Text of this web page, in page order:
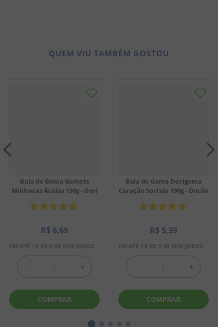
QUEM VIU TAMBÉM GOSTOU
Bala de Goma Gomets
Minhocas Ácidas 150g - Dori
R$ 6,69
EM ATÉ 1X R$ 6,69 SEM JUROS
＋
－
COMPRAR
Bala de Goma Docigoma
Coração Sortida 190g - Docile
R$ 5,39
EM ATÉ 1X R$ 5,39 SEM JUROS
＋
－
COMPRAR